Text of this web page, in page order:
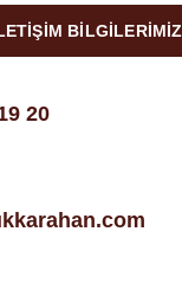
BILGILERIMIZ
20